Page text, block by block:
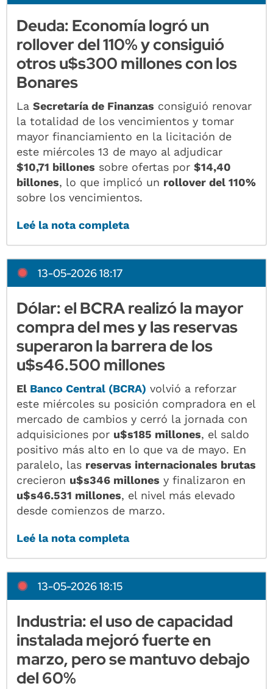
Deuda: Economía logró un
rollover del 110% y consiguió
otros u$s300 millones con los
Bonares
LaSecretaría de Finanzas consiguió renovar
la totalidad de los vencimientos y tomar
mayor financiamiento en la licitación de
este miércoles 13 de mayo al adjudicar
$10,71 billones sobre ofertas por$14,40
billones, lo que implicó un rollover del 110%
sobre los vencimientos.
Leé la nota completa
13-05-2026 18:17
Dólar: el BCRA realizó la mayor
compra del mes y las reservas
superaron la barrera de los
u$s46.500 millones
El Banco Central (BCRA) volvió a reforzar
este miércoles su posición compradora en el
mercado de cambios y cerró la jornada con
adquisiciones por u$s185 millones, el saldo
positivo más alto en lo que va de mayo. En
paralelo, las reservas internacionales brutas
crecieron u$s346 millones y finalizaron en
u$s46.531 millones, el nivel más elevado
desde comienzos de marzo.
Leé la nota completa
13-05-2026 18:15
Industria: el uso de capacidad
instalada mejoró fuerte en
marzo, pero se mantuvo debajo
del 60%